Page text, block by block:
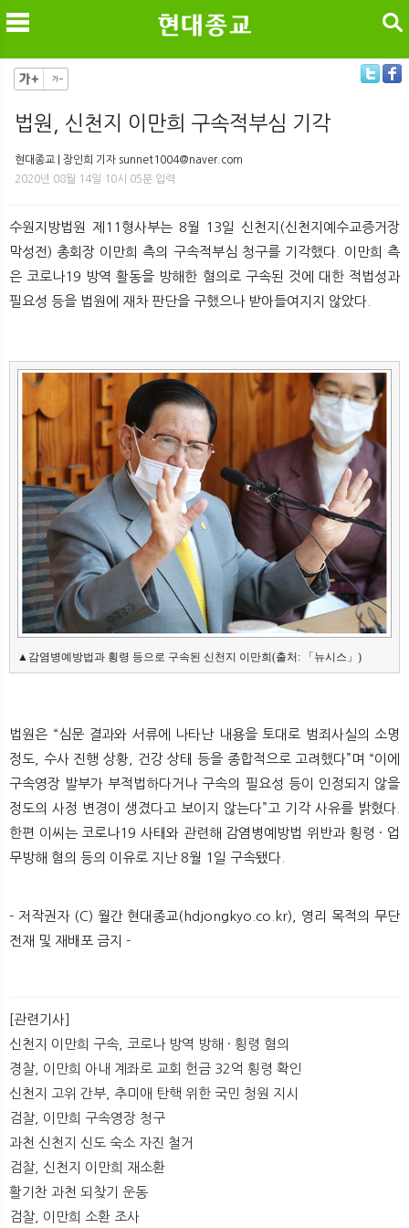
검색
법원, 신천지 이만희 구속적부심 기각
현대종교 | 장인희 기자 sunnet1004@naver.com
2020년 08월 14일 10시 05분 입력
수원지방법원 제11형사부는 8월 13일 신천지(신천지예수교증거장
막성전) 총회장 이만희 측의 구속적부심 청구를 기각했다. 이만희 측
은 코로나19 방역 활동을 방해한 혐의로 구속된 것에 대한 적법성과
필요성 등을 법원에 재차 판단을 구했으나 받아들여지지 않았다.
▲감염병예방법과 횡령 등으로 구속된 신천지 이만희(출처: 「뉴시스」)
법원은 “심문 결과와 서류에 나타난 내용을 토대로 범죄사실의 소명
정도, 수사 진행 상황, 건강 상태 등을 종합적으로 고려했다”며 “이에
구속영장 발부가 부적법하다거나 구속의 필요성 등이 인정되지 않을
정도의 사정 변경이 생겼다고 보이지 않는다”고 기각 사유를 밝혔다.
한편 이씨는 코로나19 사태와 관련해 감염병예방법 위반과 횡령 · 업
무방해 혐의 등의 이유로 지난 8월 1일 구속됐다.
- 저작권자 (C) 월간 현대종교(hdjongkyo.co.kr), 영리 목적의 무단
전재 및 재배포 금지 -
[관련기사]
신천지 이만희 구속, 코로나 방역 방해 · 횡령 혐의
경찰, 이만희 아내 계좌로 교회 헌금 32억 횡령 확인
신천지 고위 간부, 추미애 탄핵 위한 국민 청원 지시
검찰, 이만희 구속영장 청구
과천 신천지 신도 숙소 자진 철거
검찰, 신천지 이만희 재소환
활기찬 과천 되찾기 운동
검찰, 이만희 소환 조사